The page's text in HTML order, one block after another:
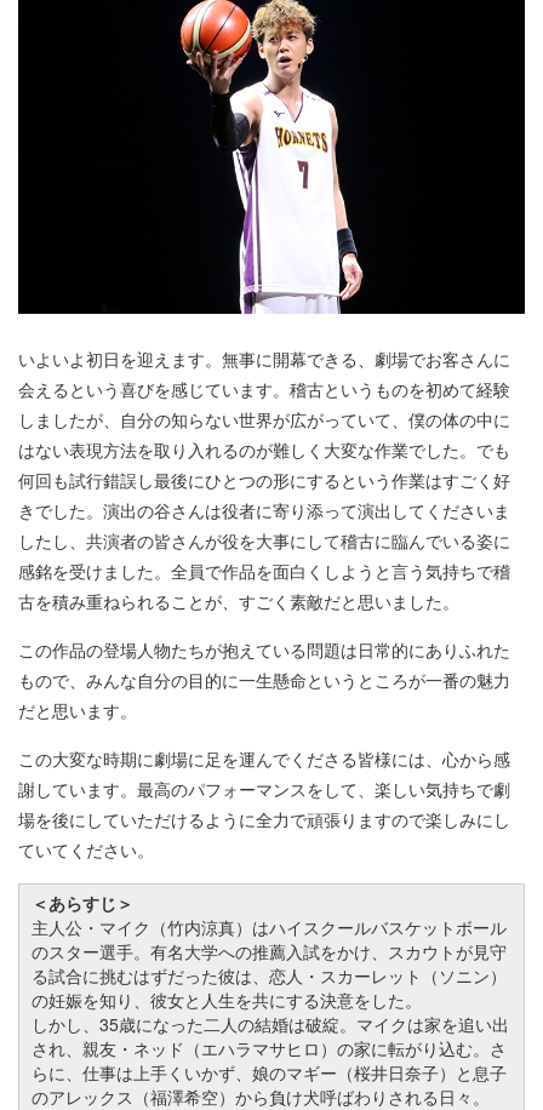
いよいよ初日を迎えます。無事に開幕できる、劇場でお客さんに
会えるという喜びを感じています。稽古というものを初めて経験
しましたが、自分の知らない世界が広がっていて、僕の体の中に
はない表現方法を取り入れるのが難しく大変な作業でした。でも
何回も試行錯誤し最後にひとつの形にするという作業はすごく好
きでした。演出の谷さんは役者に寄り添って演出してくださいま
したし、共演者の皆さんが役を大事にして稽古に臨んでいる姿に
感銘を受けました。全員で作品を面白くしようと言う気持ちで稽
古を積み重ねられることが、すごく素敵だと思いました。
この作品の登場人物たちが抱えている問題は日常的にありふれた
もので、みんな自分の目的に一生懸命というところが一番の魅力
だと思います。
この大変な時期に劇場に足を運んでくださる皆様には、心から感
謝しています。最高のパフォーマンスをして、楽しい気持ちで劇
場を後にしていただけるように全力で頑張りますので楽しみにし
ていてください。
＜あらすじ＞
主人公・マイク（竹内涼真）はハイスクールバスケットボール
のスター選手。有名大学への推薦入試をかけ、スカウトが見守
る試合に挑むはずだった彼は、恋人・スカーレット（ソニン）
の妊娠を知り、彼女と人生を共にする決意をした。
しかし、35歳になった二人の結婚は破綻。マイクは家を追い出
され、親友・ネッド（エハラマサヒロ）の家に転がり込む。さ
らに、仕事は上手くいかず、娘のマギー（桜井日奈子）と息子
のアレックス（福澤希空）から負け犬呼ばわりされる日々。